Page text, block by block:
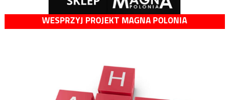
WESPRZYJ PROJEKT MAGNA POLONIA